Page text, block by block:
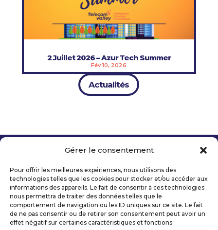
Gérer le consentement
Pour offrir les meilleures expériences, nous utilisons des
technologies telles que les cookies pour stocker et/ou accéder aux
informations des appareils. Le fait de consentir à ces technologies
nous permettra de traiter des données telles que le
comportement de navigation ou les ID uniques sur ce site. Le fait
de ne pas consentir ou de retirer son consentement peut avoir un
effet négatif sur certaines caractéristiques et fonctions.
2 Juillet 2026 – Azur Tech Summer
Fév 10, 2026
Actualités
Mentions légales
Politique de confidentialité
Déclaration d’accessibilité numérique
Ils nous soutiennent